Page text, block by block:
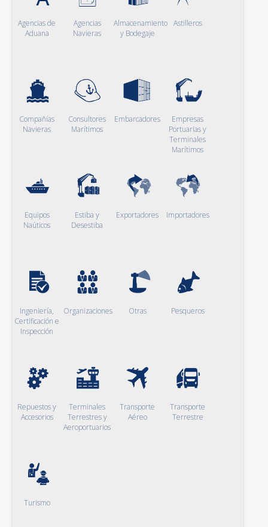
Agencias de
Aduana
Agencias
Navieras
Almacenamiento
y Bodegaje
Astilleros
Compañías
Navieras
Consultores
Marítimos
Embarcadores
Empresas
Portuarias y
Terminales
Marítimos
Equipos
Naúticos
Estiba y
Desestiba
Exportadores Importadores
Ingeniería,
Certificación e
Inspección
Organizaciones Otras Pesqueros
Repuestos y
Accesorios
Terminales
Terrestres y
Aeroportuarios
Transporte
Aéreo
Transporte
Terrestre
Turismo